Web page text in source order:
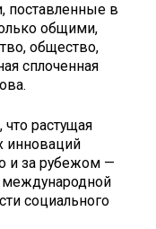
поставленные в
общими,
общество,
сплоченная
растущая
инноваций
и за рубежом —
международной
социального